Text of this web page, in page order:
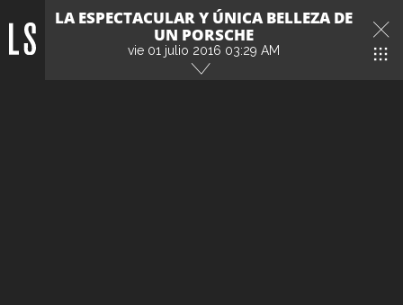
LA ESPECTACULAR Y ÚNICA BELLEZA DE
UN PORSCHE
vie 01 julio 2016 03:29 AM